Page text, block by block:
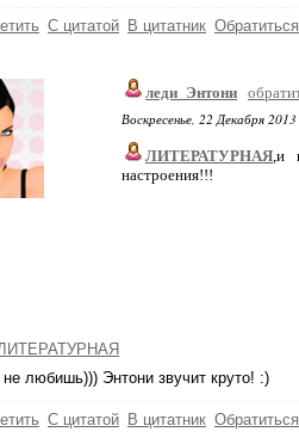
С цитатой В цитатник
леди_Энтони
Воскресенье, 22 Декабря
ЛИТЕРАТУРНАЯ,и
настроения!!!
любишь))) Энтони звучит круто! :)
С цитатой В цитатник